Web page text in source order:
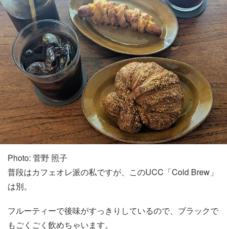
Photo: 菅野 照子
普段はカフェオレ派の私ですが、このUCC「Cold Brew」
は別。
フルーティーで後味がすっきりしているので、ブラックで
もごくごく飲めちゃいます。